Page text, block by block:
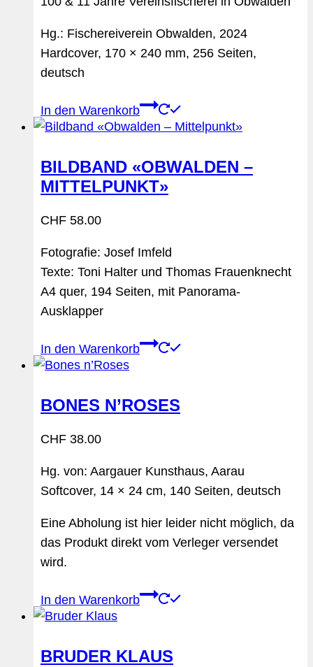
Hg.: Fischereiverein Obwalden, 2024
Hardcover, 170 × 240 mm, 256 Seiten,
deutsch
In den Warenkorb
BILDBAND «OBWALDEN –
MITTELPUNKT»
CHF 58.00
Fotografie: Josef Imfeld
Texte: Toni Halter und Thomas Frauenknecht
A4 quer, 194 Seiten, mit Panorama-
Ausklapper
In den Warenkorb
BONES N’ROSES
CHF 38.00
Hg. von: Aargauer Kunsthaus, Aarau
Softcover, 14 × 24 cm, 140 Seiten, deutsch
Eine Abholung ist hier leider nicht möglich, da
das Produkt direkt vom Verleger versendet
wird.
In den Warenkorb
BRUDER KLAUS